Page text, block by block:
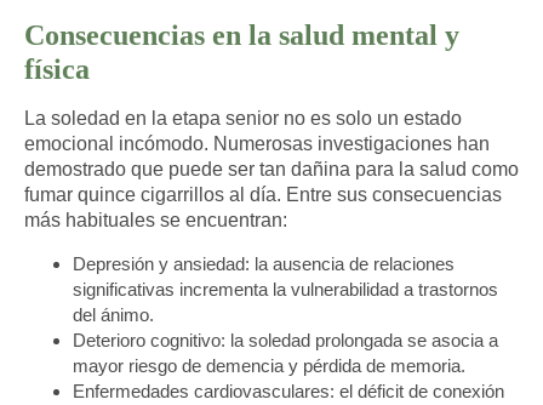
Consecuencias en la salud mental y
física
La soledad en la etapa senior no es solo un estado
emocional incómodo. Numerosas investigaciones han
demostrado que puede ser tan dañina para la salud como
fumar quince cigarrillos al día. Entre sus consecuencias
más habituales se encuentran:
Depresión y ansiedad: la ausencia de relaciones
significativas incrementa la vulnerabilidad a trastornos
del ánimo.
Deterioro cognitivo: la soledad prolongada se asocia a
mayor riesgo de demencia y pérdida de memoria.
Enfermedades cardiovasculares: el déficit de conexión